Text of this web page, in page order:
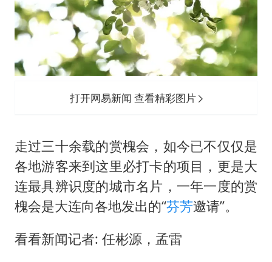
打开网易新闻 查看精彩图片
走过三十余载的赏槐会，如今已不仅仅是
各地游客来到这里必打卡的项目，更是大
连最具辨识度的城市名片，一年一度的赏
槐会是大连向各地发出的“芬芳邀请”。
看看新闻记者: 任彬源，孟雷